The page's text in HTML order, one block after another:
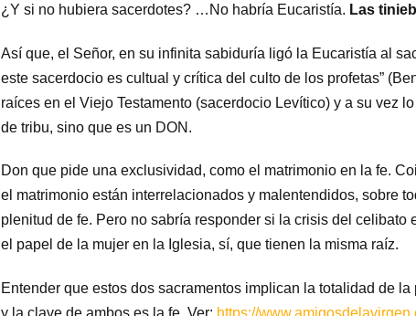
¿Y si no hubiera sacerdotes? …No habría Eucaristía. Las
Así que, el Señor, en su infinita sabiduría ligó la Eucaristía al
este sacerdocio es cultual y crítica del culto de los profetas”
raíces en el Viejo Testamento (sacerdocio Levítico) y a su vez
de tribu, sino que es un DON.
Don que pide una exclusividad, como el matrimonio en la fe.
el matrimonio están interrelacionados y malentendidos, sobre
plenitud de fe. Pero no sabría responder si la crisis del celibato
el papel de la mujer en la Iglesia, sí, que tienen la misma raíz.
Entender que estos dos sacramentos implican la totalidad de